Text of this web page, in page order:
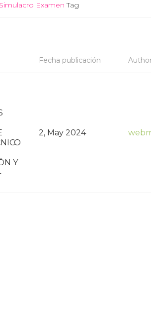
Simulacro Examen Tag
Fecha publicación
Y
2, May 2024